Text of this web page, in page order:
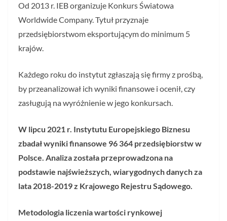
Od 2013 r. IEB organizuje Konkurs Światowa
Worldwide Company. Tytuł przyznaje
przedsiębiorstwom eksportującym do minimum 5
krajów.
Każdego roku do instytut zgłaszają się firmy z prośbą,
by przeanalizował ich wyniki finansowe i ocenił, czy
zasługują na wyróżnienie w jego konkursach.
W lipcu 2021 r. Instytutu Europejskiego Biznesu
zbadał wyniki finansowe 96 364 przedsiębiorstw w
Polsce. Analiza została przeprowadzona na
podstawie najświeższych, wiarygodnych danych za
lata 2018-2019 z Krajowego Rejestru Sądowego.
Metodologia liczenia wartości rynkowej